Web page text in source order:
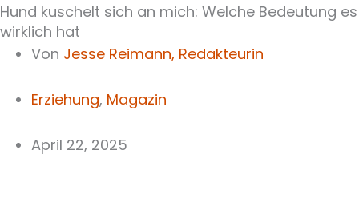
Hund kuschelt sich an mich: Welche Bedeutung es
wirklich hat
Von Jesse Reimann, Redakteurin
Erziehung, Magazin
April 22, 2025